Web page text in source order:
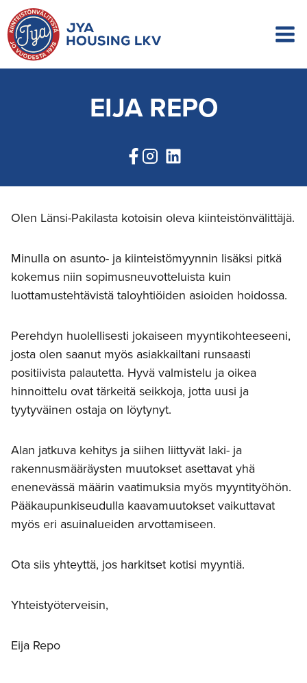
Siirry
sisältöön
EIJA REPO
Olen Länsi-Pakilasta kotoisin oleva kiinteistönvälittäjä.
Minulla on asunto- ja kiinteistömyynnin lisäksi pitkä
kokemus niin sopimusneuvotteluista kuin
luottamustehtävistä taloyhtiöiden asioiden hoidossa.
Perehdyn huolellisesti jokaiseen myyntikohteeseeni,
josta olen saanut myös asiakkailtani runsaasti
positiivista palautetta. Hyvä valmistelu ja oikea
hinnoittelu ovat tärkeitä seikkoja, jotta uusi ja
tyytyväinen ostaja on löytynyt.
Alan jatkuva kehitys ja siihen liittyvät laki- ja
rakennusmääräysten muutokset asettavat yhä
enenevässä määrin vaatimuksia myös myyntityöhön.
Pääkaupunkiseudulla kaavamuutokset vaikuttavat
myös eri asuinalueiden arvottamiseen.
Ota siis yhteyttä, jos harkitset kotisi myyntiä.
Yhteistyöterveisin,
Eija Repo